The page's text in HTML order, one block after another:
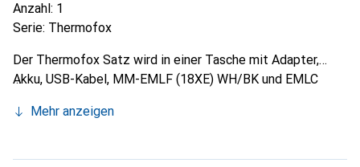
Anzahl: 1
Serie: Thermofox
Der Thermofox Satz wird in einer Tasche mit Adapter,
Akku, USB-Kabel, MM-EMLF (18XE) WH/BK und EMLC
wurde für schnelles Markieren vor Ort entwickelt. Der
verschiedene Funktionen. Er kann selbstklebende
Mehr anzeigen